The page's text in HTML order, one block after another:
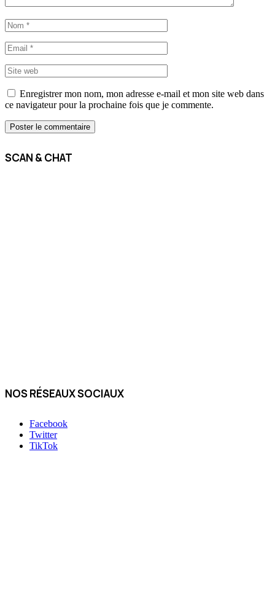
Enregistrer mon nom, mon adresse e-mail et mon site web dans
ce navigateur pour la prochaine fois que je commente.
SCAN & CHAT
NOS RÉSEAUX SOCIAUX
Facebook
Twitter
TikTok